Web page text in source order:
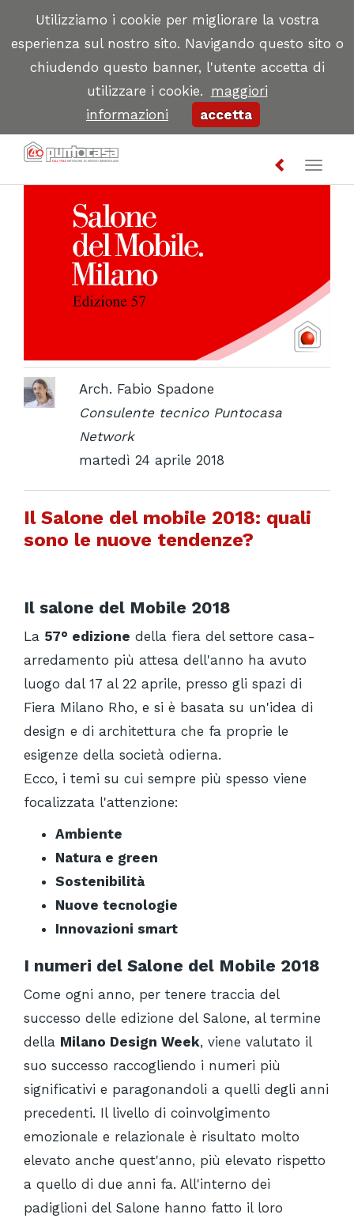
Utilizziamo i cookie per migliorare la vostra
esperienza sul nostro sito. Navigando questo sito o
chiudendo questo banner, l'utente accetta di
utilizzare i cookie. maggiori
informazioni
accetta
Toggle
Arch. Fabio Spadone
Consulente tecnico Puntocasa
Network
martedì 24 aprile 2018
Il Salone del mobile 2018: quali
sono le nuove tendenze?
Il salone del Mobile 2018
La 57° edizione della fiera del settore casa-
arredamento più attesa dell'anno ha avuto
luogo dal 17 al 22 aprile, presso gli spazi di
Fiera Milano Rho, e si è basata su un'idea di
design e di architettura che fa proprie le
esigenze della società odierna.
Ecco, i temi su cui sempre più spesso viene
focalizzata l'attenzione:
Ambiente
Natura e green
Sostenibilità
Nuove tecnologie
Innovazioni smart
I numeri del Salone del Mobile 2018
Come ogni anno, per tenere traccia del
successo delle edizione del Salone, al termine
della Milano Design Week, viene valutato il
suo successo raccogliendo i numeri più
significativi e paragonandoli a quelli degli anni
precedenti. Il livello di coinvolgimento
emozionale e relazionale è risultato molto
elevato anche quest'anno, più elevato rispetto
a quello di due anni fa. All'interno dei
padiglioni del Salone hanno fatto il loro